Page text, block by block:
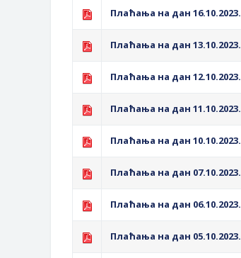
Плаћања на дан 16.10.2023.
Плаћања на дан 13.10.2023.
Плаћања на дан 12.10.2023.
Плаћања на дан 11.10.2023.
Плаћања на дан 10.10.2023.
Плаћања на дан 07.10.2023.
Плаћања на дан 06.10.2023.
Плаћања на дан 05.10.2023.